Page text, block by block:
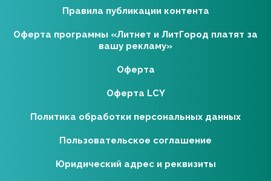
Правила публикации контента
Оферта программы «Литнет и ЛитГород платят за
вашу рекламу»
Оферта
Оферта LCY
Политика обработки персональных данных
Пользовательское соглашение
Юридический адрес и реквизиты